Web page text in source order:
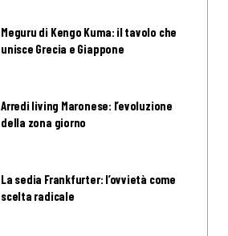
Meguru di Kengo Kuma: il tavolo che
unisce Grecia e Giappone
Arredi living Maronese: l’evoluzione
della zona giorno
La sedia Frankfurter: l’ovvietà come
scelta radicale